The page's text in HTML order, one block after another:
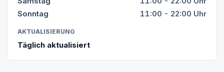
Sonntag
11:00 - 22:00 Uhr
AKTUALISIERUNG
Täglich aktualisiert